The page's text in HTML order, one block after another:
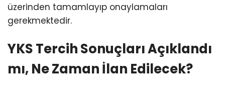
üzerinden tamamlayıp onaylamaları
gerekmektedir.
YKS Tercih Sonuçları Açıklandı
mı, Ne Zaman İlan Edilecek?